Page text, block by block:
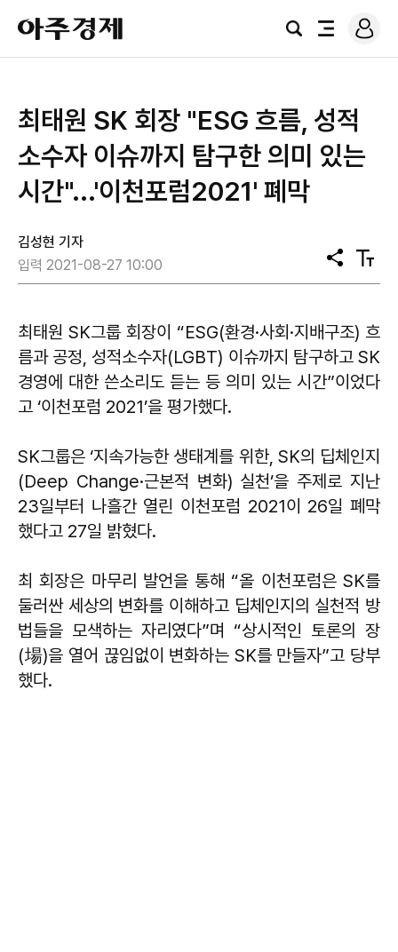
아
주
경
검
전
로
그
최태원 SK 회장 "ESG 흐름, 성적
소수자 이슈까지 탐구한 의미 있는
시간"...'이천포럼2021' 폐막
김성현 기자
입력 2021-08-27 10:00
공
유
텍
스
기
최태원 SK그룹 회장이 “ESG(환경·사회·지배구조) 흐
름과 공정, 성적소수자(LGBT) 이슈까지 탐구하고 SK
경영에 대한 쓴소리도 듣는 등 의미 있는 시간”이었다
고 ‘이천포럼 2021’을 평가했다.
SK그룹은 ‘지속가능한 생태계를 위한, SK의 딥체인지
(Deep Change·근본적 변화) 실천’을 주제로 지난
23일부터 나흘간 열린 이천포럼 2021이 26일 폐막
했다고 27일 밝혔다.
최 회장은 마무리 발언을 통해 “올 이천포럼은 SK를
둘러싼 세상의 변화를 이해하고 딥체인지의 실천적 방
법들을 모색하는 자리였다”며 “상시적인 토론의 장
(場)을 열어 끊임없이 변화하는 SK를 만들자”고 당부
했다.